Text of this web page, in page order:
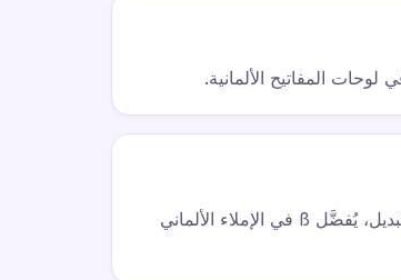
ß (الإسزيت) حرف ألماني يمثل صوت 's' حاد. وبينما يمكن استخدام 'ss' كبديل، يُفضَّل ß في الإملاء الألماني